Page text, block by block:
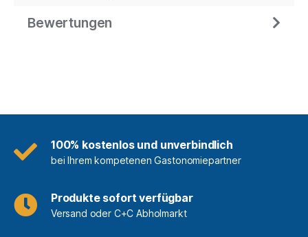
Bewertungen
100% kostenlos und unverbindlich
bei Ihrem kompetenen Gastonomiepartner
Produkte sofort verfügbar
Versand oder C+C Abholmarkt